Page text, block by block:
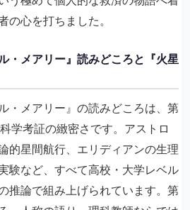
の心を打ちました。
・メアリー』読みどころと『火星
・メアリー』の読みどころは、第
学考証の緻密さです。アストロ
的星間航行、エリディアンの生理
験など、すべて高校・大学レベル
推論で組み上げられています。第